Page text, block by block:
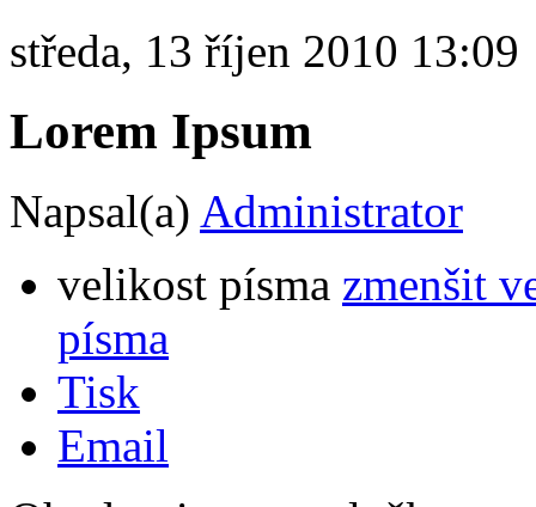
středa, 13 říjen 2010 13:09
Lorem Ipsum
Napsal(a) Administrator
velikost písma zmenšit
písma
Tisk
Email